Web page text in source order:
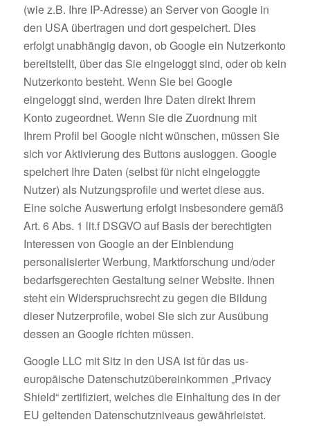
(wie z.B. Ihre IP-Adresse) an Server von Google in
den USA übertragen und dort gespeichert. Dies
erfolgt unabhängig davon, ob Google ein Nutzerkonto
bereitstellt, über das Sie eingeloggt sind, oder ob kein
Nutzerkonto besteht. Wenn Sie bei Google
eingeloggt sind, werden Ihre Daten direkt Ihrem
Konto zugeordnet. Wenn Sie die Zuordnung mit
Ihrem Profil bei Google nicht wünschen, müssen Sie
sich vor Aktivierung des Buttons ausloggen. Google
speichert Ihre Daten (selbst für nicht eingeloggte
Nutzer) als Nutzungsprofile und wertet diese aus.
Eine solche Auswertung erfolgt insbesondere gemäß
Art. 6 Abs. 1 lit.f DSGVO auf Basis der berechtigten
Interessen von Google an der Einblendung
personalisierter Werbung, Marktforschung und/oder
bedarfsgerechten Gestaltung seiner Website. Ihnen
steht ein Widerspruchsrecht zu gegen die Bildung
dieser Nutzerprofile, wobei Sie sich zur Ausübung
dessen an Google richten müssen.
Google LLC mit Sitz in den USA ist für das us-
europäische Datenschutzübereinkommen „Privacy
Shield“ zertifiziert, welches die Einhaltung des in der
EU geltenden Datenschutzniveaus gewährleistet.